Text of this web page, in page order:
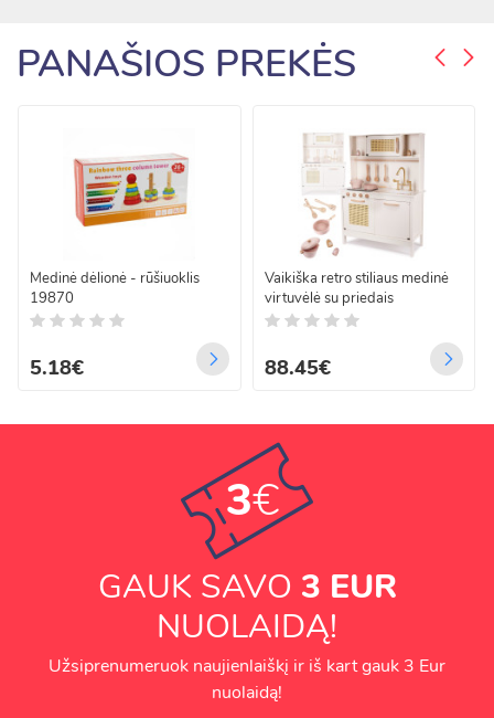
PANAŠIOS PREKĖS
Medinė dėlionė - rūšiuoklis
19870
5.18€
Vaikiška retro stiliaus medinė
virtuvėlė su priedais
88.45€
3€
GAUK SAVO 3 EUR
NUOLAIDĄ!
Užsiprenumeruok naujienlaiškį ir iš kart gauk 3 Eur
nuolaidą!